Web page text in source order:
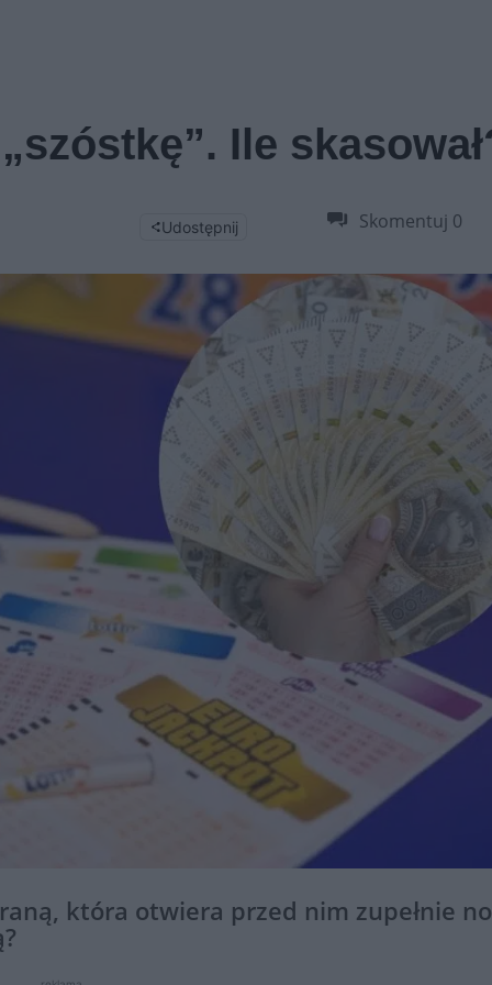
Ile
Udostępnij Skomentuj 0
która otwiera przed nim zupełnie